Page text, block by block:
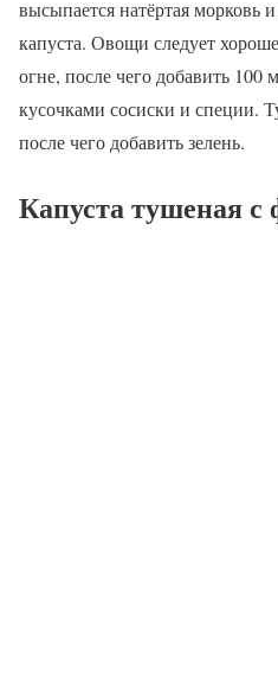
высыпается натёртая морковь
капуста. Овощи следует
огне, после чего добавить 100
кусочками сосиски и специи.
после чего добавить зелень.
Капуста тушеная